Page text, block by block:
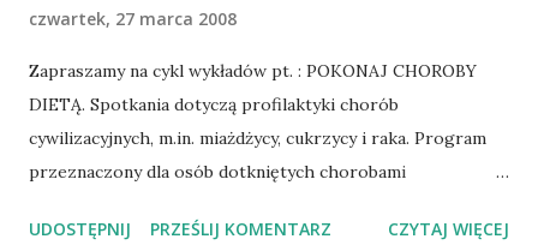
czwartek, 27 marca 2008
Zapraszamy na cykl wykładów pt. : POKONAJ CHOROBY
DIETĄ. Spotkania dotyczą profilaktyki chorób
cywilizacyjnych, m.in. miażdżycy, cukrzycy i raka. Program
przeznaczony dla osób dotkniętych chorobami
się przed nimi. Świadomi faktu, że przyczyną większości
UDOSTĘPNIJ PRZEŚLIJ KOMENTARZ CZYTAJ WIĘCEJ